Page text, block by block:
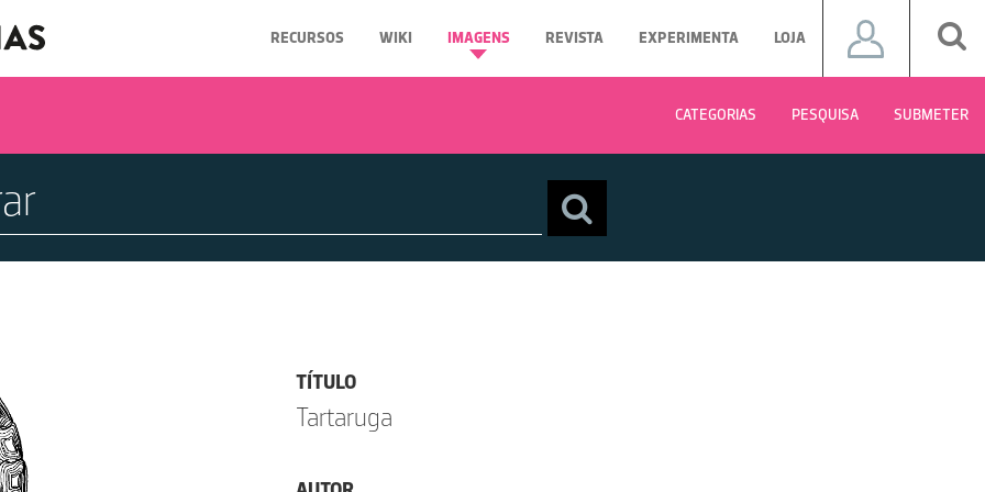
RECURSOS WIKI IMAGENS REVISTA EXPERIMENTA LOJA
CATEGORIAS PESQUISA SUBMETER
TÍTULO
Tartaruga